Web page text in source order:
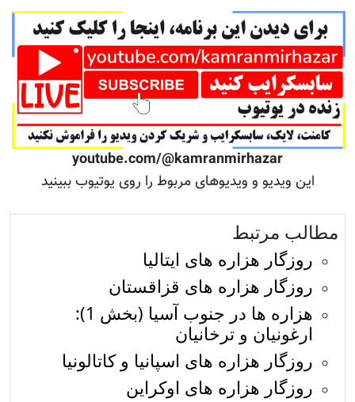
youtube.com/@kamranmirhazar
این ویدیو و ویدیوهای مربوط را روی یوتیوب ببینید
مطالب مرتبط
روزگار هزاره های ایتالیا
روزگار هزاره های قزاقستان
هزاره ها در جنوب آسیا (بخش 1):
ارغونیان و ترخانیان
روزگار هزاره های اسپانیا و کاتالونیا
روزگار هزاره های اوکراین